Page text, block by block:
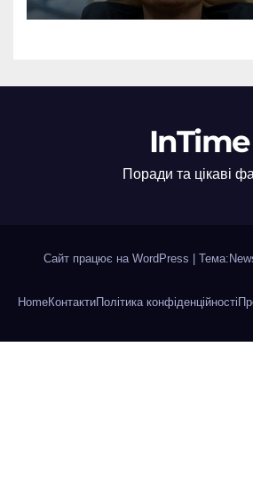
InTime
Поради та цікаві
Сайт працює на WordPress
HomeКонтактиПолітика конфіденційності